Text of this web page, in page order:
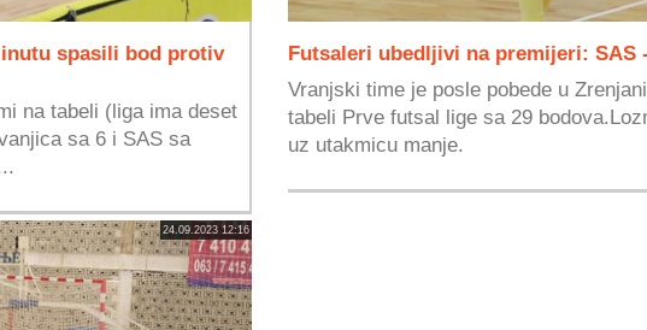
spasili bod protiv
na tabeli (liga ima deset
sa 6 i SAS sa
Futsaleri ubedljivi na premijeri: SAS
Vranjski time je posle pobede u
tabeli Prve futsal lige sa 29
uz utakmicu manje.
24.09.2023 12:16